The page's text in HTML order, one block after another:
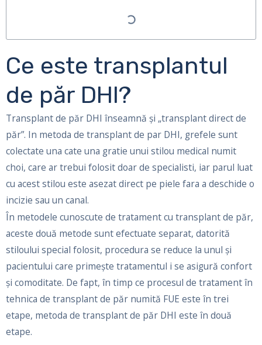
Ce este transplantul
de păr DHI?
Transplant de păr DHI înseamnă și „transplant direct de
păr”. In metoda de transplant de par DHI, grefele sunt
colectate una cate una gratie unui stilou medical numit
choi, care ar trebui folosit doar de specialisti, iar parul luat
cu acest stilou este asezat direct pe piele fara a deschide o
incizie sau un canal.
În metodele cunoscute de tratament cu transplant de păr,
aceste două metode sunt efectuate separat, datorită
stiloului special folosit, procedura se reduce la unul și
pacientului care primește tratamentul i se asigură confort
și comoditate. De fapt, în timp ce procesul de tratament în
tehnica de transplant de păr numită FUE este în trei
etape, metoda de transplant de păr DHI este în două
etape.